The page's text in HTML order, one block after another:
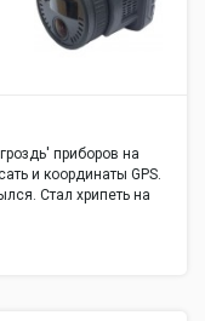
приборов на
и координаты GPS.
Стал хрипеть на